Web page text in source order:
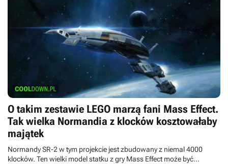
O takim zestawie LEGO marzą fani Mass Effect.
Tak wielka Normandia z klocków kosztowałaby
majątek
Normandy SR-2 w tym projekcie jest zbudowany z niemal 4000
klocków. Ten wielki model statku z gry Mass Effect może być